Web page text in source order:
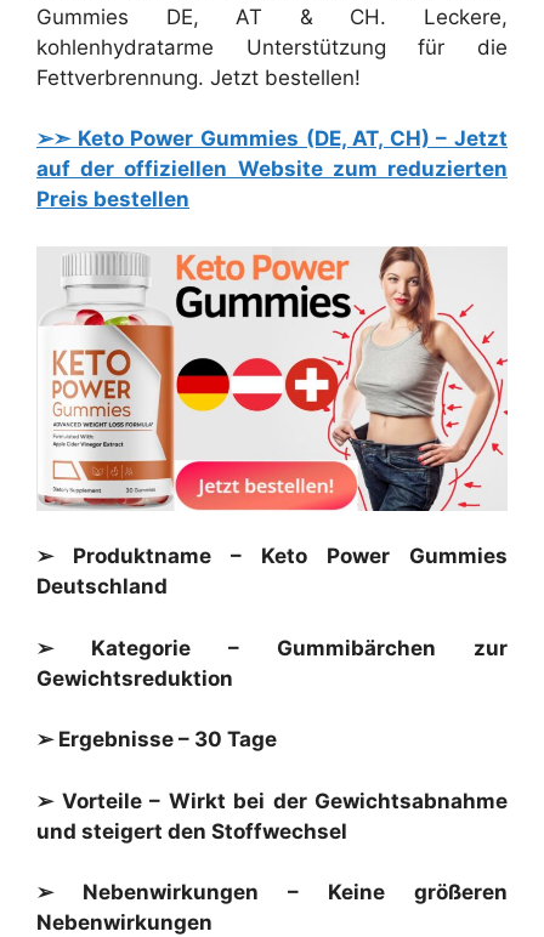
Gummies DE, AT & CH. Leckere,
kohlenhydratarme Unterstützung für die
Fettverbrennung. Jetzt bestellen!
➢➣ Keto Power Gummies (DE, AT, CH) – Jetzt
auf der offiziellen Website zum reduzierten
Preis bestellen
➢ Produktname – Keto Power Gummies
Deutschland
➢ Kategorie – Gummibärchen zur
Gewichtsreduktion
➢ Ergebnisse – 30 Tage
➢ Vorteile – Wirkt bei der Gewichtsabnahme
und steigert den Stoffwechsel
➢ Nebenwirkungen – Keine größeren
Nebenwirkungen